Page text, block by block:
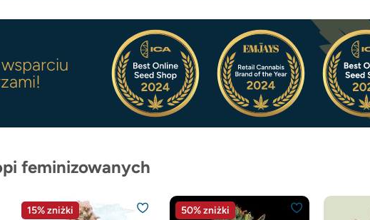
feminizowanych
15% zniżki 50% zniżki